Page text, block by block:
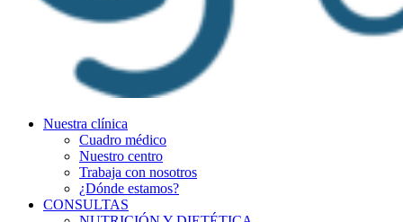
Nuestra clínica
Cuadro médico
Nuestro centro
Trabaja con nosotros
¿Dónde estamos?
CONSULTAS